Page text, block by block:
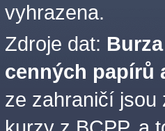
vyhrazena.
Zdroje dat:
cenných papírů
ze zahraničí jsou